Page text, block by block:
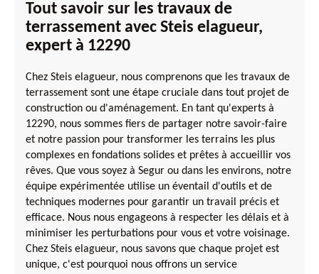
Tout savoir sur les travaux de
terrassement avec Steis elagueur,
expert à 12290
Chez Steis elagueur, nous comprenons que les travaux de
terrassement sont une étape cruciale dans tout projet de
construction ou d'aménagement. En tant qu'experts à
12290, nous sommes fiers de partager notre savoir-faire
et notre passion pour transformer les terrains les plus
complexes en fondations solides et prêtes à accueillir vos
rêves. Que vous soyez à Segur ou dans les environs, notre
équipe expérimentée utilise un éventail d'outils et de
techniques modernes pour garantir un travail précis et
efficace. Nous nous engageons à respecter les délais et à
minimiser les perturbations pour vous et votre voisinage.
Chez Steis elagueur, nous savons que chaque projet est
unique, c'est pourquoi nous offrons un service